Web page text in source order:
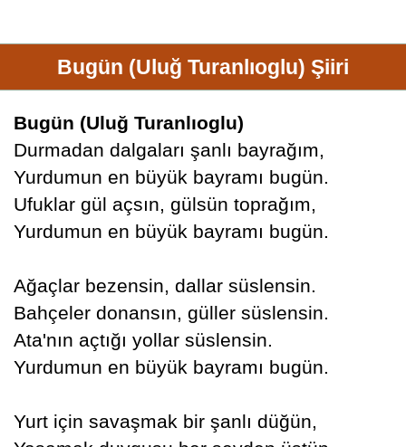
Bugün (Uluğ Turanlıoglu) Şiiri
Bugün (Uluğ Turanlıoglu)
Durmadan dalgaları şanlı bayrağım,
Yurdumun en büyük bayramı bugün.
Ufuklar gül açsın, gülsün toprağım,
Yurdumun en büyük bayramı bugün.
Ağaçlar bezensin, dallar süslensin.
Bahçeler donansın, güller süslensin.
Ata'nın açtığı yollar süslensin.
Yurdumun en büyük bayramı bugün.
Yurt için savaşmak bir şanlı düğün,